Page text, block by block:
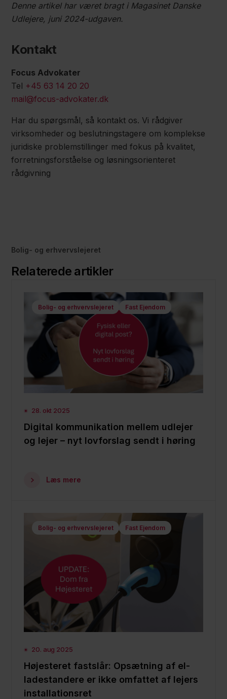
Denne artikel har været bragt i Magasinet Danske
Udlejere, juni 2024-udgaven.
Kontakt
Focus Advokater
Tel +45 63 14 20 20
mail@focus-advokater.dk
Har du spørgsmål, så kontakt os. Vi rådgiver
virksomheder og beslutningstagere om komplekse
juridiske problemstillinger med fokus på kvalitet,
forretningsforståelse og løsningsorienteret
rådgivning
Bolig- og erhvervslejeret
Relaterede artikler
Bolig- og erhvervslejeret Fast Ejendom
28. okt 2025
Digital kommunikation mellem udlejer
og lejer – nyt lovforslag sendt i høring
Læs mere
Bolig- og erhvervslejeret Fast Ejendom
20. aug 2025
Højesteret fastslår: Opsætning af el-
ladestandere er ikke omfattet af lejers
installationsret